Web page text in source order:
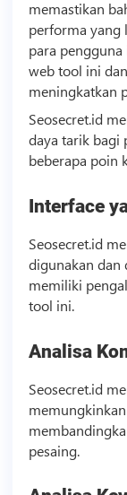
memastikan
performa yang
para
web tool ini
meningkatkan
Seosecret.id
daya tarik bagi
beberapa poin
Interface
Seosecret.id
digunakan dan
memiliki
tool ini.
Analisa
Seosecret.id
pesaing.